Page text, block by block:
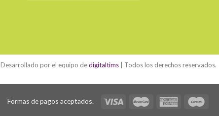
Desarrollado por el equipo dedigitaltims | Todos los derechos reservados.
Formas de pagos aceptados.